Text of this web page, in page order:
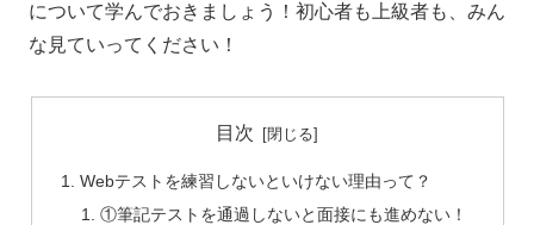
について学んでおきましょう！初心者も上級者も、みん
な見ていってください！
目次
Webテストを練習しないといけない理由って？
①筆記テストを通過しないと面接にも進めない！